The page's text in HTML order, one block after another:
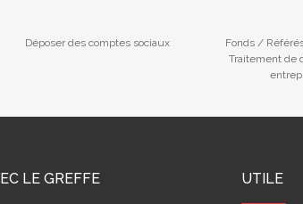
Déposer des comptes sociaux
Fonds /
Traitement de
LE GREFFE UTILE